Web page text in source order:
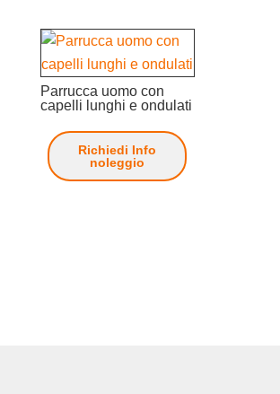
Parrucca uomo con
capelli lunghi e ondulati
Richiedi Info
noleggio